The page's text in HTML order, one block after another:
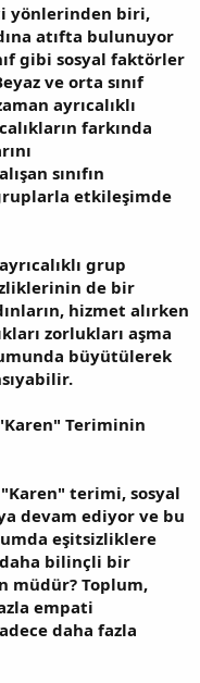
yönlerinden biri,
atıfta bulunuyor
gibi sosyal faktörler
ve orta sınıf
ayrıcalıklı
farkında
sınıfın
etkileşimde
grup
de bir
hizmet alırken
zorlukları aşma
büyütülerek
Teriminin
terimi, sosyal
devam ediyor ve bu
eşitsizliklere
bilinçli bir
müdür? Toplum,
empati
daha fazla